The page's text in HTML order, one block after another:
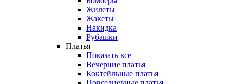
Жилеты
Жакеты
Накидка
Рубашки
Платья
Показать все
Вечерние платья
Коктейльные платья